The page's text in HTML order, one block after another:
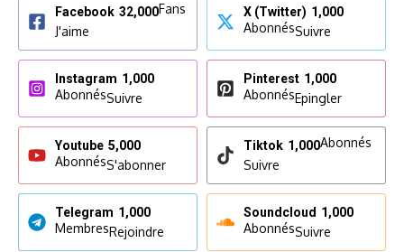
Facebook 32,000Fans
J'aime
X (Twitter) 1,000
AbonnésSuivre
Instagram 1,000
AbonnésSuivre
Pinterest 1,000
AbonnésEpingler
Youtube 5,000
AbonnésS'abonner
Tiktok 1,000Abonnés
Suivre
Telegram 1,000
MembresRejoindre
Soundcloud 1,000
AbonnésSuivre